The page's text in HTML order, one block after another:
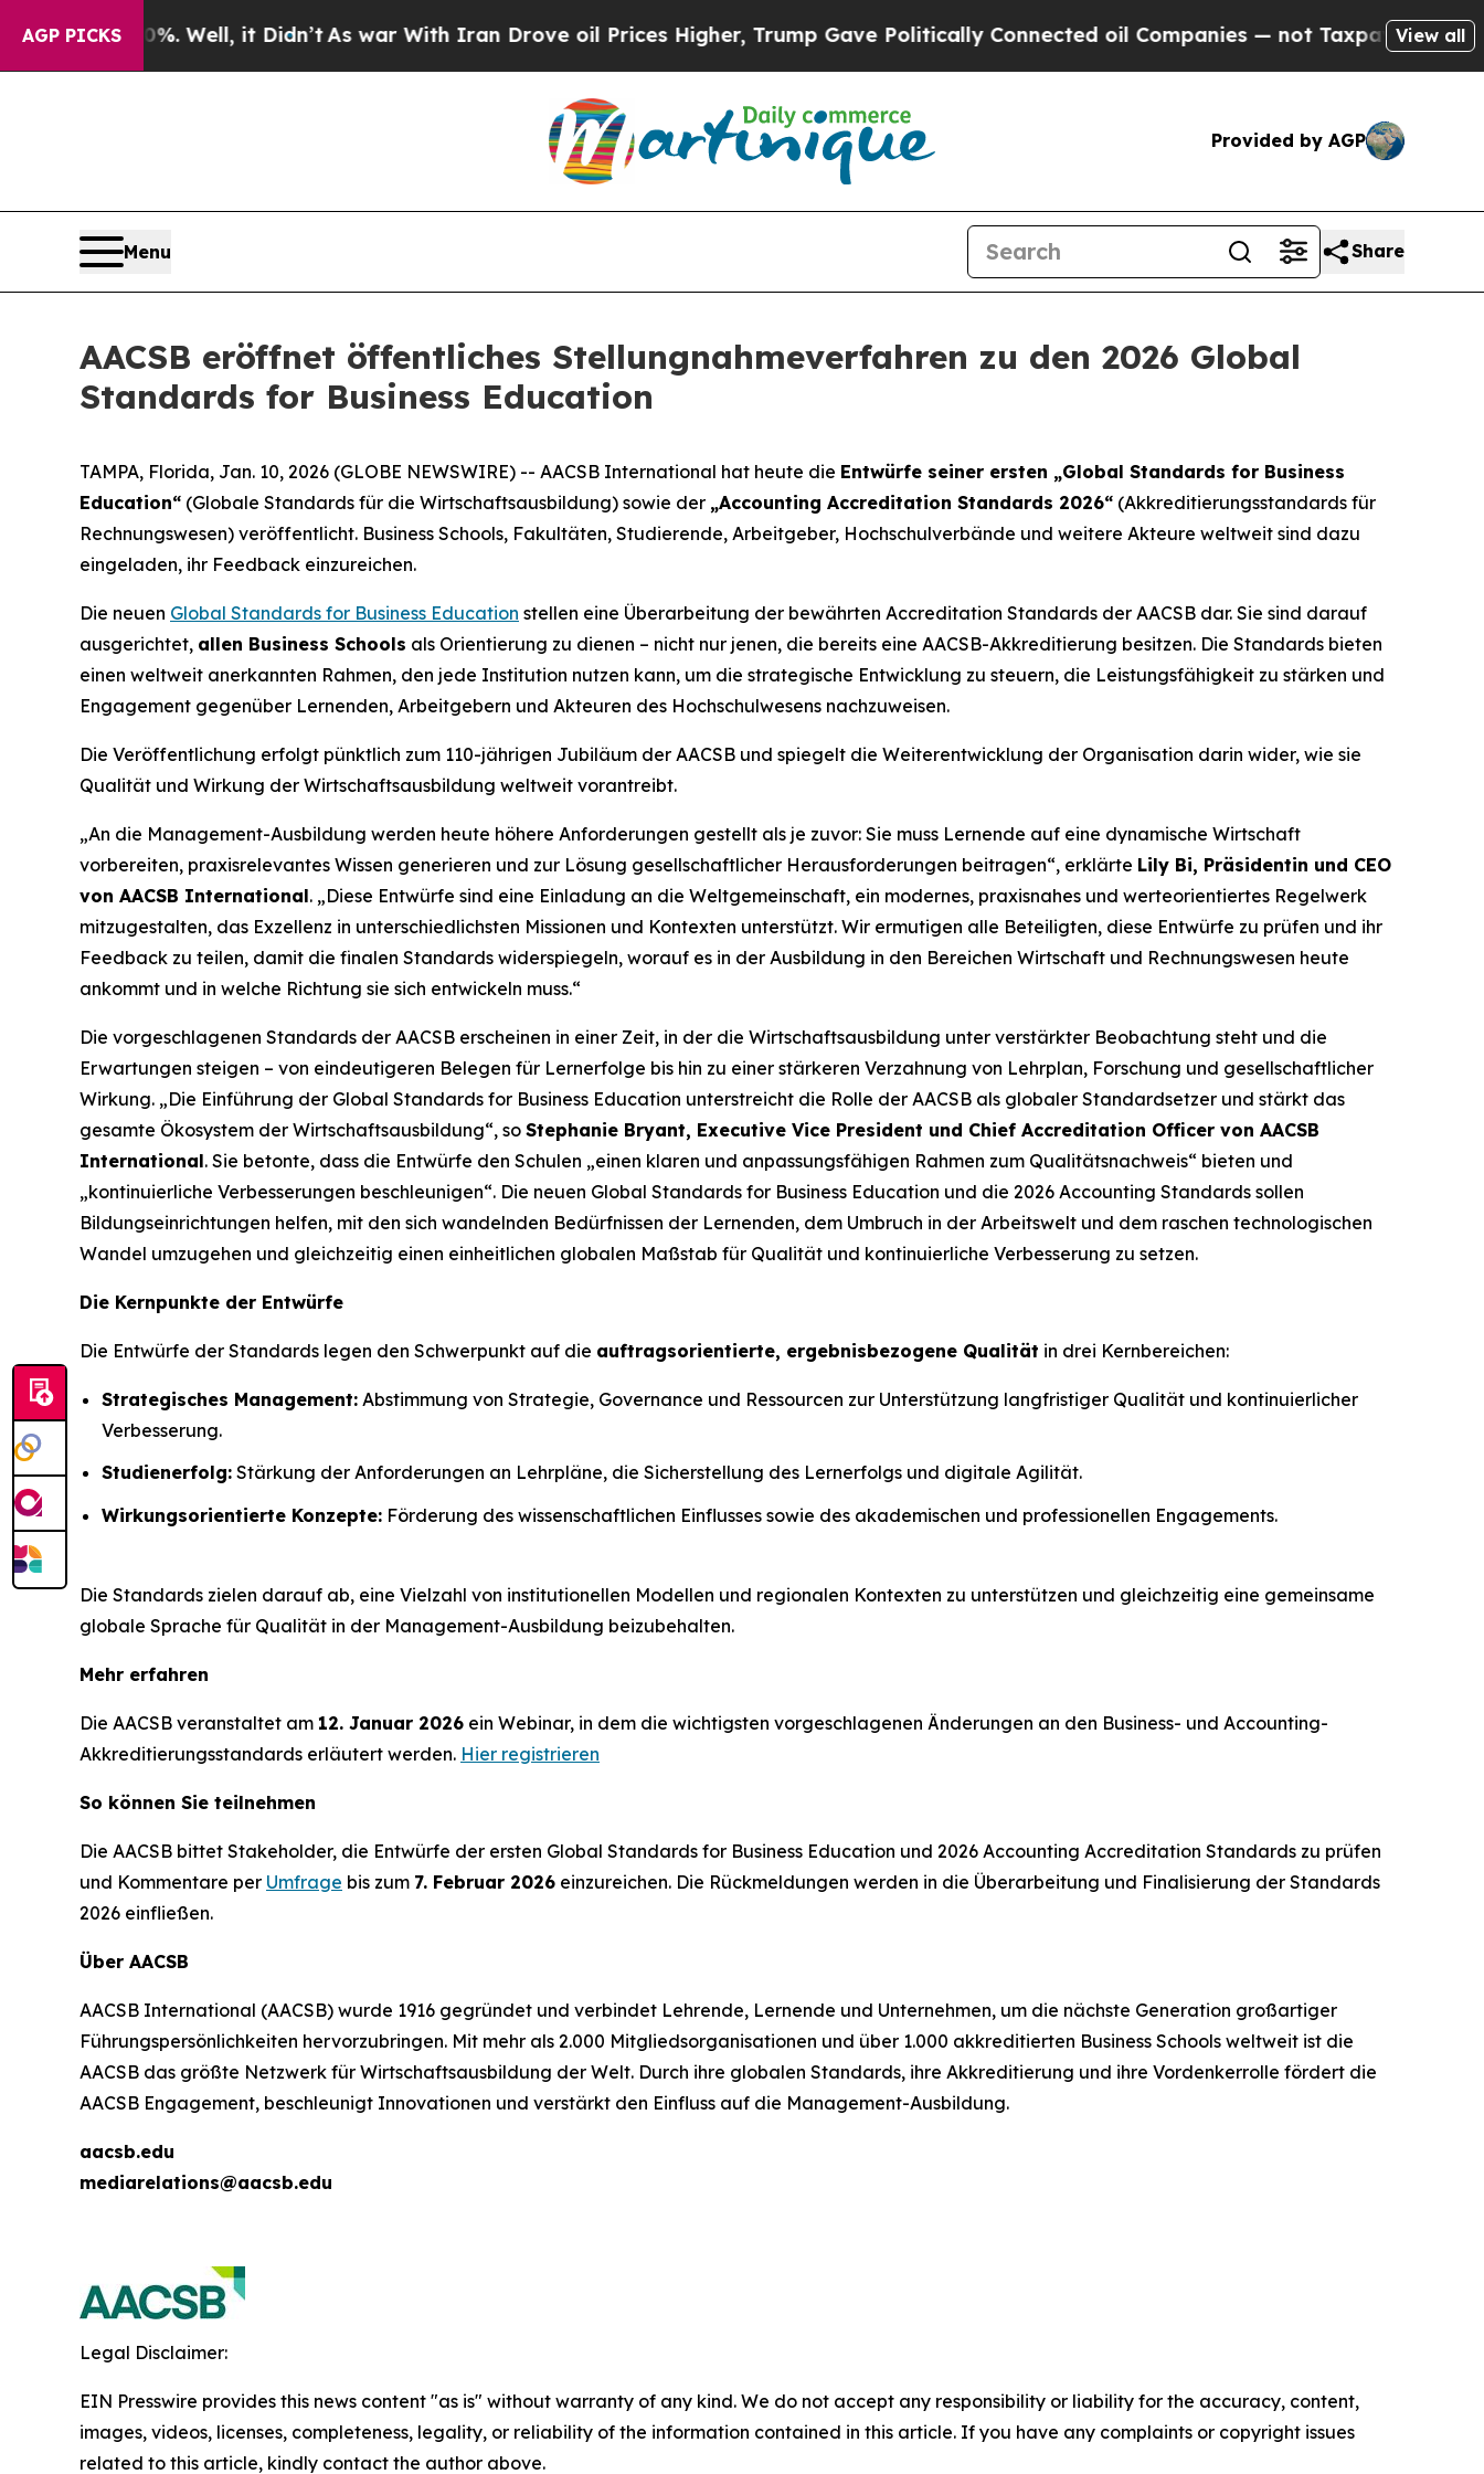
AGP PICKS
40%. Well, it Didn’t As war With Iran Drove oil Prices Higher, Trump Gave Politically Connected oil Companies — not Taxpayers — theView all
Provided by AGP
Menu Share
AACSB eröffnet öffentliches Stellungnahmeverfahren zu den 2026 Global
Standards for Business Education
TAMPA, Florida, Jan. 10, 2026 (GLOBE NEWSWIRE) -- AACSB International hat heute die Entwürfe seiner ersten „Global Standards for Business
Education“ (Globale Standards für die Wirtschaftsausbildung) sowie der „Accounting Accreditation Standards 2026“ (Akkreditierungsstandards für
Rechnungswesen) veröffentlicht. Business Schools, Fakultäten, Studierende, Arbeitgeber, Hochschulverbände und weitere Akteure weltweit sind dazu
eingeladen, ihr Feedback einzureichen.
Die neuen Global Standards for Business Education stellen eine Überarbeitung der bewährten Accreditation Standards der AACSB dar. Sie sind darauf
ausgerichtet, allen Business Schools als Orientierung zu dienen – nicht nur jenen, die bereits eine AACSB-Akkreditierung besitzen. Die Standards bieten
einen weltweit anerkannten Rahmen, den jede Institution nutzen kann, um die strategische Entwicklung zu steuern, die Leistungsfähigkeit zu stärken und
Engagement gegenüber Lernenden, Arbeitgebern und Akteuren des Hochschulwesens nachzuweisen.
Die Veröffentlichung erfolgt pünktlich zum 110-jährigen Jubiläum der AACSB und spiegelt die Weiterentwicklung der Organisation darin wider, wie sie
Qualität und Wirkung der Wirtschaftsausbildung weltweit vorantreibt.
„An die Management-Ausbildung werden heute höhere Anforderungen gestellt als je zuvor: Sie muss Lernende auf eine dynamische Wirtschaft
vorbereiten, praxisrelevantes Wissen generieren und zur Lösung gesellschaftlicher Herausforderungen beitragen“, erklärte Lily Bi, Präsidentin und CEO
von AACSB International. „Diese Entwürfe sind eine Einladung an die Weltgemeinschaft, ein modernes, praxisnahes und werteorientiertes Regelwerk
mitzugestalten, das Exzellenz in unterschiedlichsten Missionen und Kontexten unterstützt. Wir ermutigen alle Beteiligten, diese Entwürfe zu prüfen und ihr
Feedback zu teilen, damit die finalen Standards widerspiegeln, worauf es in der Ausbildung in den Bereichen Wirtschaft und Rechnungswesen heute
ankommt und in welche Richtung sie sich entwickeln muss.“
Die vorgeschlagenen Standards der AACSB erscheinen in einer Zeit, in der die Wirtschaftsausbildung unter verstärkter Beobachtung steht und die
Erwartungen steigen – von eindeutigeren Belegen für Lernerfolge bis hin zu einer stärkeren Verzahnung von Lehrplan, Forschung und gesellschaftlicher
Wirkung. „Die Einführung der Global Standards for Business Education unterstreicht die Rolle der AACSB als globaler Standardsetzer und stärkt das
gesamte Ökosystem der Wirtschaftsausbildung“, so Stephanie Bryant, Executive Vice President und Chief Accreditation Officer von AACSB
International. Sie betonte, dass die Entwürfe den Schulen „einen klaren und anpassungsfähigen Rahmen zum Qualitätsnachweis“ bieten und
„kontinuierliche Verbesserungen beschleunigen“. Die neuen Global Standards for Business Education und die 2026 Accounting Standards sollen
Bildungseinrichtungen helfen, mit den sich wandelnden Bedürfnissen der Lernenden, dem Umbruch in der Arbeitswelt und dem raschen technologischen
Wandel umzugehen und gleichzeitig einen einheitlichen globalen Maßstab für Qualität und kontinuierliche Verbesserung zu setzen.
Die Kernpunkte der Entwürfe
Die Entwürfe der Standards legen den Schwerpunkt auf die auftragsorientierte, ergebnisbezogene Qualität in drei Kernbereichen:
Strategisches Management: Abstimmung von Strategie, Governance und Ressourcen zur Unterstützung langfristiger Qualität und kontinuierlicher
Verbesserung.
Studienerfolg: Stärkung der Anforderungen an Lehrpläne, die Sicherstellung des Lernerfolgs und digitale Agilität.
Wirkungsorientierte Konzepte: Förderung des wissenschaftlichen Einflusses sowie des akademischen und professionellen Engagements.
Die Standards zielen darauf ab, eine Vielzahl von institutionellen Modellen und regionalen Kontexten zu unterstützen und gleichzeitig eine gemeinsame
globale Sprache für Qualität in der Management-Ausbildung beizubehalten.
Mehr erfahren
Die AACSB veranstaltet am 12. Januar 2026 ein Webinar, in dem die wichtigsten vorgeschlagenen Änderungen an den Business- und Accounting-
Akkreditierungsstandards erläutert werden. Hier registrieren
So können Sie teilnehmen
Die AACSB bittet Stakeholder, die Entwürfe der ersten Global Standards for Business Education und 2026 Accounting Accreditation Standards zu prüfen
und Kommentare per Umfrage bis zum 7. Februar 2026 einzureichen. Die Rückmeldungen werden in die Überarbeitung und Finalisierung der Standards
2026 einfließen.
Über AACSB
AACSB International (AACSB) wurde 1916 gegründet und verbindet Lehrende, Lernende und Unternehmen, um die nächste Generation großartiger
Führungspersönlichkeiten hervorzubringen. Mit mehr als 2.000 Mitgliedsorganisationen und über 1.000 akkreditierten Business Schools weltweit ist die
AACSB das größte Netzwerk für Wirtschaftsausbildung der Welt. Durch ihre globalen Standards, ihre Akkreditierung und ihre Vordenkerrolle fördert die
AACSB Engagement, beschleunigt Innovationen und verstärkt den Einfluss auf die Management-Ausbildung.
aacsb.edu
mediarelations@aacsb.edu
Legal Disclaimer:
EIN Presswire provides this news content "as is" without warranty of any kind. We do not accept any responsibility or liability for the accuracy, content,
images, videos, licenses, completeness, legality, or reliability of the information contained in this article. If you have any complaints or copyright issues
related to this article, kindly contact the author above.